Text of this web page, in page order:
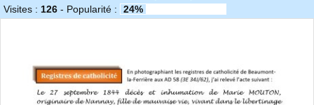
Visites : 126 - Popularité : 24%